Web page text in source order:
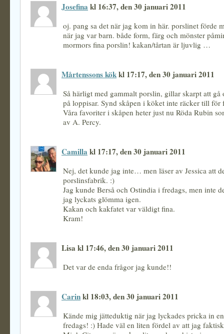
Josefina kl 16:37, den 30 januari 2011
oj. pang sa det när jag kom in här. porslinet förde
när jag var barn. både form, färg och mönster
mormors fina porslin! kakan/tårtan är ljuvlig …
Mårtenssons kökkl 17:17, den 30 januari 2011
Så härligt med gammalt porslin, gillar skarpt att gå
på loppisar. Synd skåpen i köket inte räcker till
Våra favoriter i skåpen heter just nu Röda Rubin
av A. Percy.
Camilla kl 17:17, den 30 januari 2011
Nej, det kunde jag inte… men läser av Jessica att
porslinsfabrik. :)
Jag kunde Berså och Ostindia i fredags, men inte
jag lyckats glömma igen.
Kakan och kakfatet var väldigt fina.
Kram!
Lisa kl 17:46, den 30 januari 2011
Det var de enda frågor jag kunde!!
Carinkl 18:03, den 30 januari 2011
Kände mig jätteduktig när jag lyckades pricka in
fredags! :) Hade väl en liten fördel av att jag